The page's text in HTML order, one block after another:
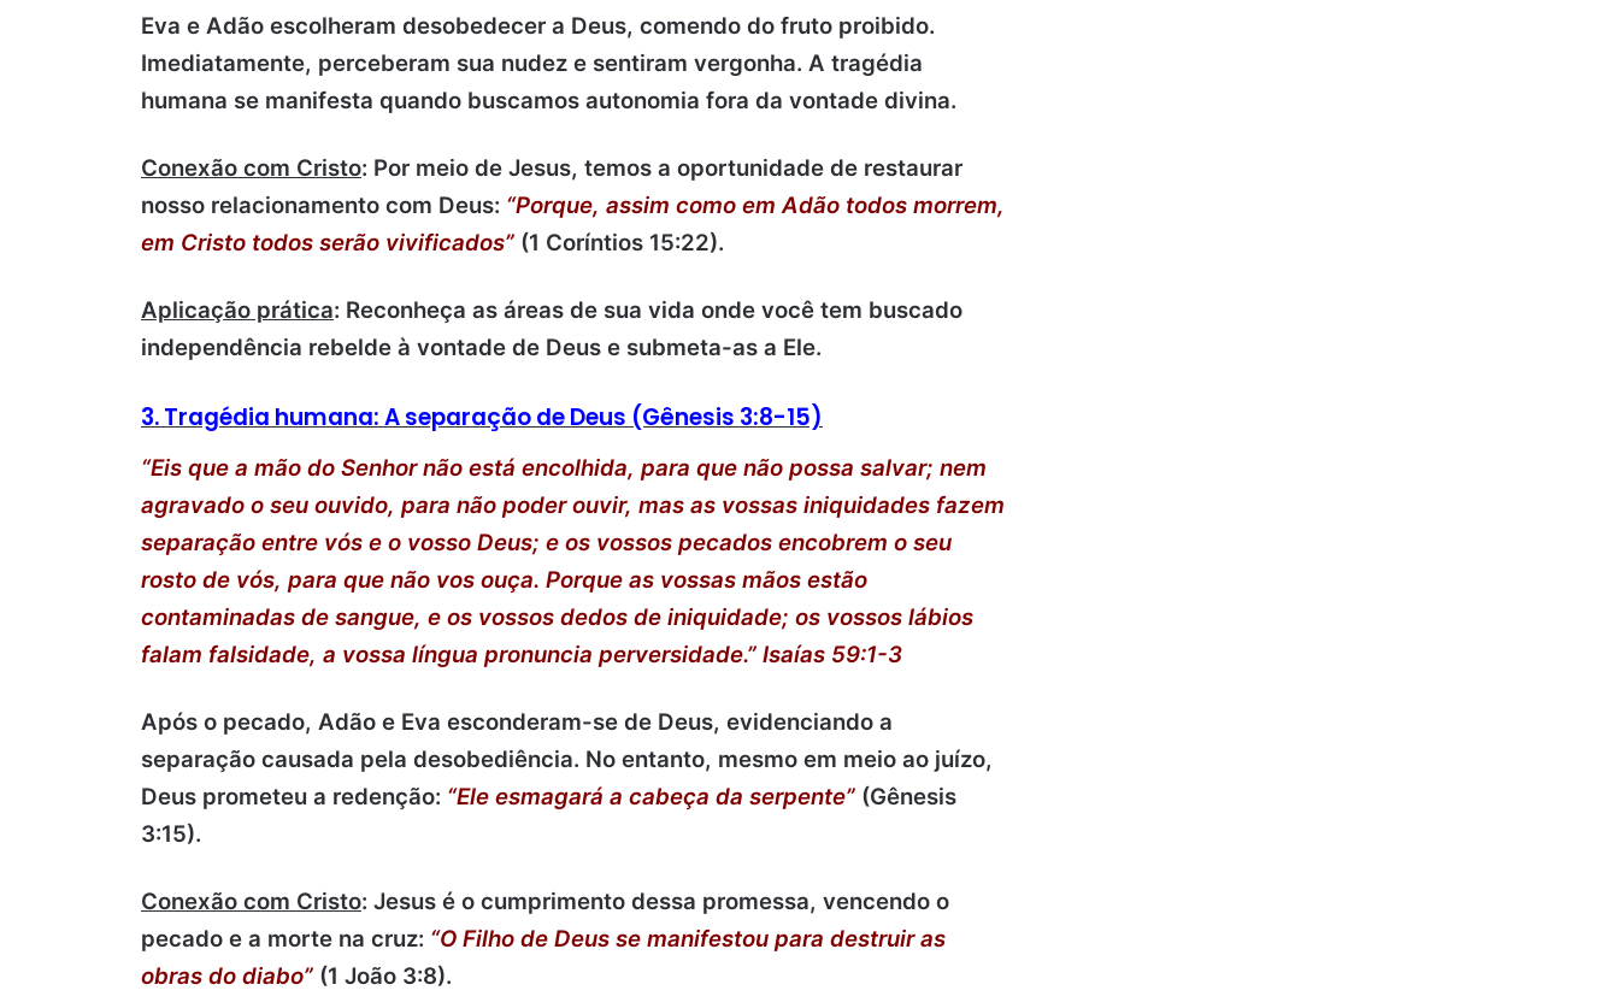
Eva e Adão escolheram desobedecer a Deus, comendo do fruto proibido.
Imediatamente, perceberam sua nudez e sentiram vergonha. A tragédia
humana se manifesta quando buscamos autonomia fora da vontade divina.
Conexão com Cristo: Por meio de Jesus, temos a oportunidade de restaurar
nosso relacionamento com Deus: “Porque, assim como em Adão todos morrem,
em Cristo todos serão vivificados” (1 Coríntios 15:22).
Aplicação prática: Reconheça as áreas de sua vida onde você tem buscado
independência rebelde à vontade de Deus e submeta-as a Ele.
3. Tragédia humana: A separação de Deus (Gênesis 3:8-15)
“Eis que a mão do Senhor não está encolhida, para que não possa salvar; nem
agravado o seu ouvido, para não poder ouvir, mas as vossas iniquidades fazem
separação entre vós e o vosso Deus; e os vossos pecados encobrem o seu
rosto de vós, para que não vos ouça. Porque as vossas mãos estão
contaminadas de sangue, e os vossos dedos de iniquidade; os vossos lábios
falam falsidade, a vossa língua pronuncia perversidade.” Isaías 59:1-3
Após o pecado, Adão e Eva esconderam-se de Deus, evidenciando a
separação causada pela desobediência. No entanto, mesmo em meio ao juízo,
Deus prometeu a redenção: “Ele esmagará a cabeça da serpente” (Gênesis
3:15).
Conexão com Cristo: Jesus é o cumprimento dessa promessa, vencendo o
pecado e a morte na cruz: “O Filho de Deus se manifestou para destruir as
obras do diabo” (1 João 3:8).